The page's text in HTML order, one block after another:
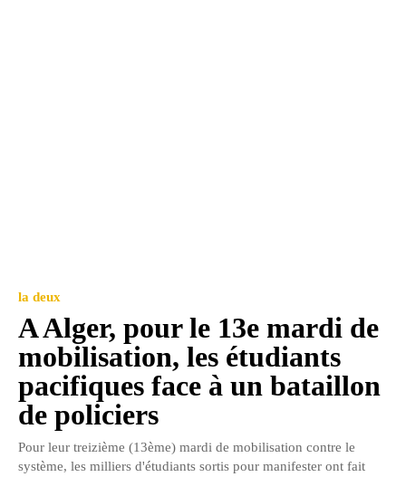
la deux
A Alger, pour le 13e mardi de
mobilisation, les étudiants
pacifiques face à un bataillon
de policiers
Pour leur treizième (13ème) mardi de mobilisation contre le
système, les milliers d'étudiants sortis pour manifester ont fait